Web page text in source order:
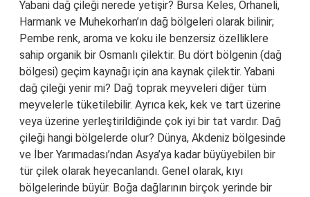
Yabani dağ çileği nerede yetişir? Bursa Keles, Orhaneli,
Harmank ve Muhekorhan’ın dağ bölgeleri olarak bilinir;
Pembe renk, aroma ve koku ile benzersiz özelliklere
sahip organik bir Osmanlı çilektir. Bu dört bölgenin (dağ
bölgesi) geçim kaynağı için ana kaynak çilektir. Yabani
dağ çileği yenir mi? Dağ toprak meyveleri diğer tüm
meyvelerle tüketilebilir. Ayrıca kek, kek ve tart üzerine
veya üzerine yerleştirildiğinde çok iyi bir tat vardır. Dağ
çileği hangi bölgelerde olur? Dünya, Akdeniz bölgesinde
ve İber Yarımadası’ndan Asya’ya kadar büyüyebilen bir
tür çilek olarak heyecanlandı. Genel olarak, kıyı
bölgelerinde büyür. Boğa dağlarının birçok yerinde bir